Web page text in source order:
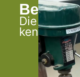
Die eigene
kennen